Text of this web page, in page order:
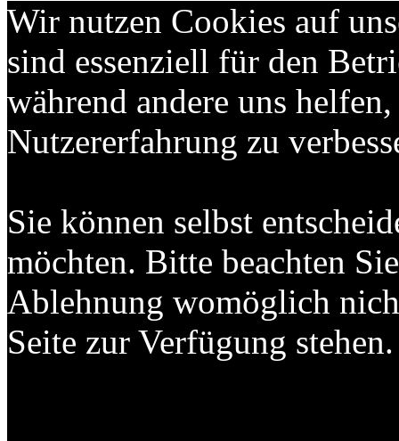
Wir nutzen Cookies auf
sind essenziell für den
während andere uns
Nutzererfahrung zu
Sie können selbst
möchten. Bitte beachten
Ablehnung womöglich
Seite zur Verfügung stehen.